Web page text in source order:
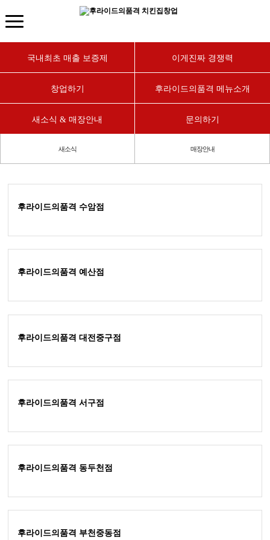
국내최초 매출 보증제 이게진짜 경쟁력
창업하기 후라이드의품격 메뉴소개
새소식 & 매장안내 문의하기
새소식 매장안내
후라이드의품격 수암점
후라이드의품격 예산점
후라이드의품격 대전중구점
후라이드의품격 서구점
후라이드의품격 동두천점
후라이드의품격 부천중동점